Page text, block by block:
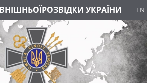
РОЗВІДКИ УКРАЇНИ EN